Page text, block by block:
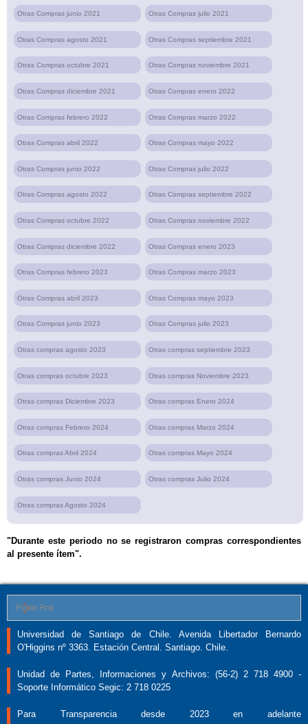
Otras Compras junio 2021 Otras Compras julio 2021
Otras Compras agosto 2021 Otras Compras septiembre 2021
Otras Compras octubre 2021 Otras Compras noviembre 2021
Otras Compras diciembre 2021 Otras Compras enero 2022
Otras Compras febrero 2022 Otras Compras marzo 2022
Otras Compras abril 2022 Otras Compras mayo 2022
Otras Compras junio 2022 Otras Compras julio 2022
Otras Compras agosto 2022 Otras Compras septiembre 2022
Otras Compras octubre 2022 Otras Compras noviembre 2022
Otras Compras diciembre 2022 Otras Compras enero 2023
Otras Compras febrero 2023 Otras Compras marzo 2023
Otras Compras abril 2023 Otras Compras mayo 2023
Otras Compras junio 2023 Otras Compras julio 2023
Otras compras agosto 2023 Otras compras septiembre 2023
Otras compras octubre 2023 Otras compras Noviembre 2023
Otras compras Diciembre 2023 Otras compras Enero 2024
Otras compras Febrero 2024 Otras compras Marzo 2024
Otras compras Abril 2024 Otras compras Mayo 2024
Otras compras Junio 2024 Otras compras Julio 2024
Otras compras Agosto 2024
"Durante este periodo no se registraron compras correspondientes
al presente ítem".
Footer First
Universidad de Santiago de Chile. Avenida Libertador Bernardo
O'Higgins nº 3363. Estación Central. Santiago. Chile.
Unidad de Partes, Informaciones y Archivos: (56-2) 2 718 4900 -
Soporte Informático Segic: 2 718 0225
Para Transparencia desde 2023 en adelante